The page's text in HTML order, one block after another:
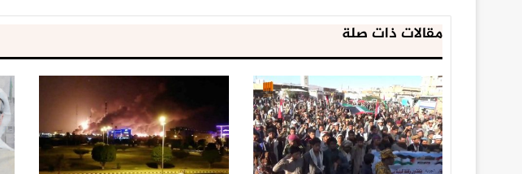
مقالات ذات صلة